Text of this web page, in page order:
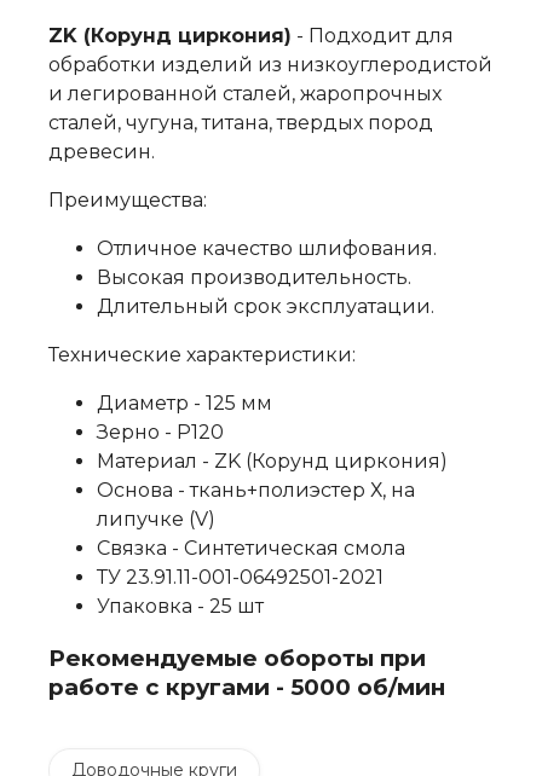
ZK (Корунд циркония) - Подходит для
обработки изделий из низкоуглеродистой
и легированной сталей, жаропрочных
сталей, чугуна, титана, твердых пород
древесин.
Преимущества:
Отличное качество шлифования.
Высокая производительность.
Длительный срок эксплуатации.
Технические характеристики:
Диаметр - 125 мм
Зерно - P120
Материал - ZK (Корунд циркония)
Основа - ткань+полиэстер Х, на
липучке (V)
Связка - Синтетическая смола
ТУ 23.91.11-001-06492501-2021
Упаковка - 25 шт
Рекомендуемые обороты при
работе с кругами - 5000 об/мин
Доводочные круги